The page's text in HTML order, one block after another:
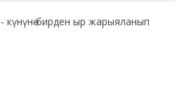
- күнүнө бирден ыр жарыяланып